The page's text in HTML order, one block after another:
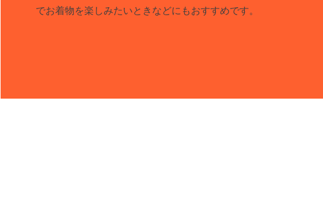
でお着物を楽しみたいときなどにもおすすめです。